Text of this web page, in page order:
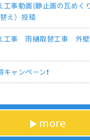
工事動画(静止画の瓦めく
え）投稿
工事 雨樋取替工事 外
ャンペーン❗
more